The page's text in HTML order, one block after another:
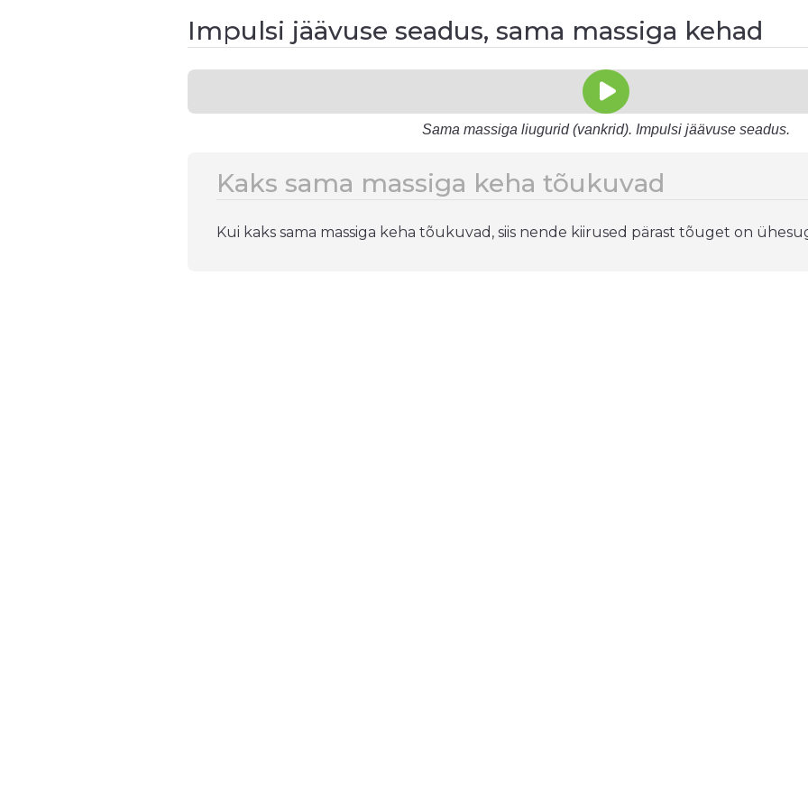
Impulsi jäävuse seadus, sama massiga kehad
Sama massiga liugurid (vankrid). Impulsi jäävuse seadus.
Kaks sama massiga keha tõukuvad
Kui kaks sama massiga keha tõukuvad, siis nende kiirused pärast tõuget on